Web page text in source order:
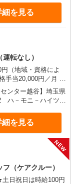
細を見る
転なし）
（地域・資格によ
手当20,000円／月 別
／月） 別途残業手当
業代全額支給
ンター越谷】埼玉県
ハ－モニ－ハイツ第
介護センター川越】
サンホワイト富士
ー戸田】埼玉県戸田
務所1階 【在宅介護
花崎一丁目23番地10
勢崎】群馬県伊勢
ヒル101号室
細を見る
NEW
（ケアクルー）